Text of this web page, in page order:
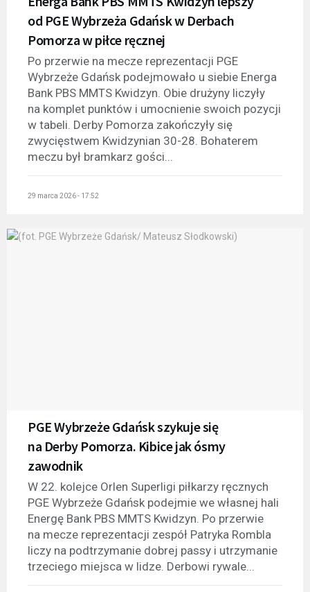
od PGE Wybrzeża Gdańsk w Derbach
Pomorza w piłce ręcznej
Po przerwie na mecze reprezentacji PGE
Wybrzeże Gdańsk podejmowało u siebie Energa
Bank PBS MMTS Kwidzyn. Obie drużyny liczyły
na komplet punktów i umocnienie swoich pozycji
w tabeli. Derby Pomorza zakończyły się
zwycięstwem Kwidzynian 30-28. Bohaterem
meczu był bramkarz gości...
29 marca 2026 - 17:52
PGE Wybrzeże Gdańsk szykuje się
na Derby Pomorza. Kibice jak ósmy
zawodnik
W 22. kolejce Orlen Superligi piłkarzy ręcznych
PGE Wybrzeże Gdańsk podejmie we własnej hali
Energę Bank PBS MMTS Kwidzyn. Po przerwie
na mecze reprezentacji zespół Patryka Rombla
liczy na podtrzymanie dobrej passy i utrzymanie
trzeciego miejsca w lidze. Derbowi rywale...